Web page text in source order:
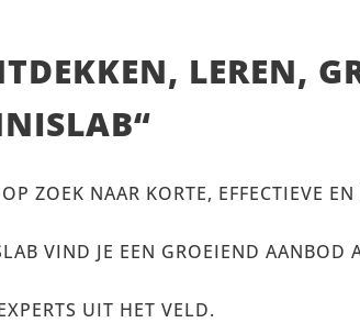
LEREN,
“
ZOEK NAAR KORTE, EFFECTIEVE
VIND JE EEN GROEIEND AANBOD
UIT HET VELD.